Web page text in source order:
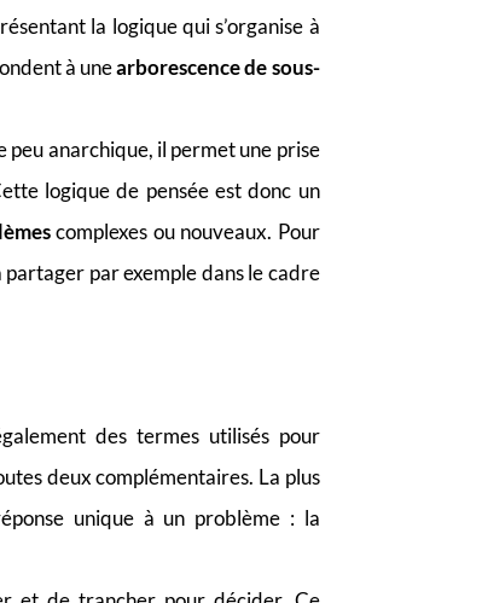
la logique qui s’organise à
à unearborescence de sous-
peu anarchique, il permet une prise
logique de pensée est donc un
complexes ou nouveaux. Pour
partager par exemple dans le cadre
des termes utilisés pour
deux complémentaires. La plus
unique à un problème : la